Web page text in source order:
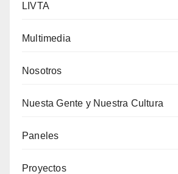
LIVTA
Multimedia
Nosotros
Nuesta Gente y Nuestra Cultura
Paneles
Proyectos